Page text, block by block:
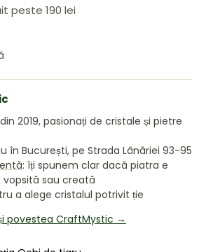
peste 190 lei
2019, pasionați de cristale și pietre
în București, pe Strada Lânăriei 93-95
: îți spunem clar dacă piatra e
sau creată
a alege cristalul potrivit ție
povestea CraftMystic →